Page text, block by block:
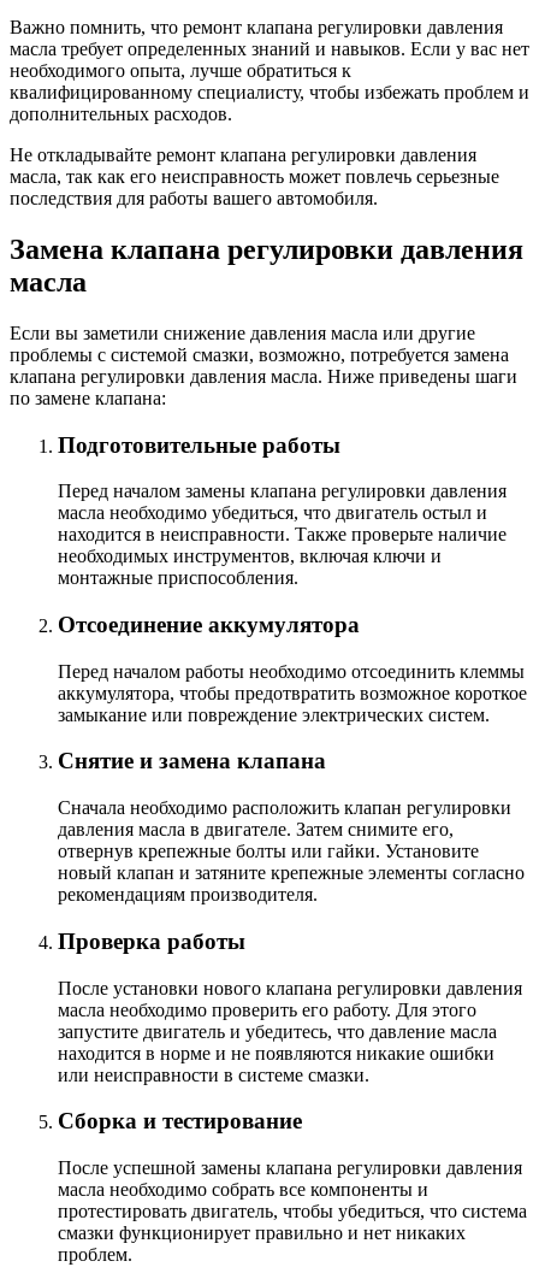
Важно помнить, что ремонт клапана регулировки давления
масла требует определенных знаний и навыков. Если у вас нет
необходимого опыта, лучше обратиться к
квалифицированному специалисту, чтобы избежать проблем и
дополнительных расходов.
Не откладывайте ремонт клапана регулировки давления
масла, так как его неисправность может повлечь серьезные
последствия для работы вашего автомобиля.
Замена клапана регулировки давления
масла
Если вы заметили снижение давления масла или другие
проблемы с системой смазки, возможно, потребуется замена
клапана регулировки давления масла. Ниже приведены шаги
по замене клапана:
Подготовительные работы
Перед началом замены клапана регулировки давления
масла необходимо убедиться, что двигатель остыл и
находится в неисправности. Также проверьте наличие
необходимых инструментов, включая ключи и
монтажные приспособления.
Отсоединение аккумулятора
Перед началом работы необходимо отсоединить клеммы
аккумулятора, чтобы предотвратить возможное короткое
замыкание или повреждение электрических систем.
Снятие и замена клапана
Сначала необходимо расположить клапан регулировки
давления масла в двигателе. Затем снимите его,
отвернув крепежные болты или гайки. Установите
новый клапан и затяните крепежные элементы согласно
рекомендациям производителя.
Проверка работы
После установки нового клапана регулировки давления
масла необходимо проверить его работу. Для этого
запустите двигатель и убедитесь, что давление масла
находится в норме и не появляются никакие ошибки
или неисправности в системе смазки.
Сборка и тестирование
После успешной замены клапана регулировки давления
масла необходимо собрать все компоненты и
протестировать двигатель, чтобы убедиться, что система
смазки функционирует правильно и нет никаких
проблем.